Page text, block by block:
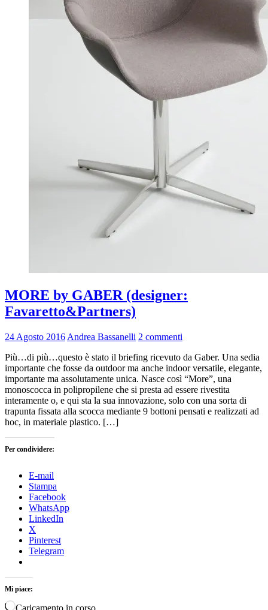
MORE by GABER (designer:
Favaretto&Partners)
24 Agosto 2016 Andrea Bassanelli 2 commenti
Più…di più…questo è stato il briefing ricevuto da Gaber. Una sedia
importante che fosse da outdoor ma anche indoor versatile, elegante,
importante ma assolutamente unica. Nasce così “More”, una
monoscocca in polipropilene che si presta ad essere rivestita
interamente o, e qui sta la sua innovazione, solo con una sorta di
trapunta fissata alla scocca mediante 9 bottoni pensati e realizzati ad
hoc, in materiale plastico. […]
Per condividere:
E-mail
Stampa
Facebook
WhatsApp
LinkedIn
X
Pinterest
Telegram
Mi piace:
Caricamento in corso…